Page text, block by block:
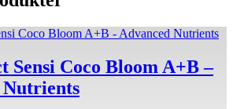
Sensi Coco Bloom A+B –
Nutrients